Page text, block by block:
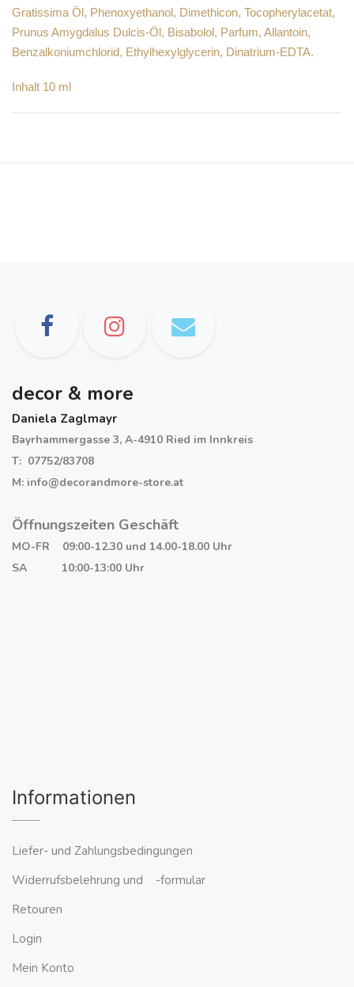
Gratissima Öl, Phenoxyethanol, Dimethicon, Tocopherylacetat,
Prunus Amygdalus Dulcis-Öl, Bisabolol, Parfum, Allantoin,
Benzalkoniumchlorid, Ethylhexylglycerin, Dinatrium-EDTA.
Inhalt 10 ml
decor & more
Daniela Zaglmayr
Bayrhammergasse 3, A-4910 Ried im Innkreis
T: 07752/83708
M: info@decorandmore-store.at
Öffnungszeiten Geschäft
MO-FR 09:00-12.30 und 14.00-18.00 Uhr
SA 10:00-13:00 Uhr
Informationen
Liefer- und Zahlungsbedingungen
Widerrufsbelehrung und -formular
Retouren
Login
Mein Konto